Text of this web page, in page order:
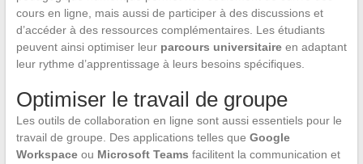
cours en ligne, mais aussi de participer à des discussions et
d’accéder à des ressources complémentaires. Les étudiants
peuvent ainsi optimiser leur parcours universitaireen adaptant
leur rythme d’apprentissage à leurs besoins spécifiques.
Optimiser le travail de groupe
Les outils de collaboration en ligne sont aussi essentiels pour le
travail de groupe. Des applications telles que Google
Workspaceou Microsoft Teams facilitent la communication et